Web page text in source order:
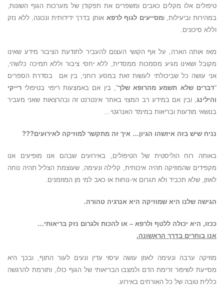
טיפולים אלו מקלים כאבים ומשפרים את תפקודן של מערכות הגוף השונות,
במהירות וביעילות, ומסייעים לגוף לרפא אותן בדרך ידידותית ונכונה, ללא נזק
וללא סיכונים.
מאז אותה הארה, על אף הקושי העצום להעביר לתודעת הציבור מידע שאינו
מקובל ושאינו מגיע מסמכות ממסדית, ללא יחסי ציבור וללא תמיכה כלשהי,
אני עושה כל שביכולתי לעשות זאת במסע רוחני, בין אם בסדרת הספרים
“דברים שלא תשמע מהרופא שלך“, בין אם באמצעות ריפוי בטיפולי רייקי
והילינג, ובין אם במידע רב המצוי באתר אינטרנט זה ובהרצאות שאני מעביר
בנושאי מודעות ובריאות במימד האנרגטי…
נניח שיש בזה איזשהו הגיון… איך זה מתקשר למוזיקה לאירועים???
באותה רוח הוליסטית של הטיפולים, באירועים שבהם אנו מופיעים אנו
מקפידים שהמוזיקה תהיה איכותית, קלילה ונעימה, שעוצמת הצליל תהיה נוחה
לאוזן, שלא תכביד ולא תגרום אי-נוחות או כאב למי מן המוזמנים.
הגישה שלנו היא שמוזיקה היא אנרגיה טהורה.
ככזו, היא יכולה ללטף ולרפא – או להכות ולגרום נזק בריאותי…
אנו בוחרים בדרך הראשונה.
מוזיקה ערבה ונעימה לאוזן עושה עיסוי עדין ונעים לעור התוף, ובכך היא
מסייעת לשיפור זרימת הדם ולמצבו הבריאותי של הגוף כולו, ותורמת להרגשה
כללית טובה של כל האורחים באירוע.